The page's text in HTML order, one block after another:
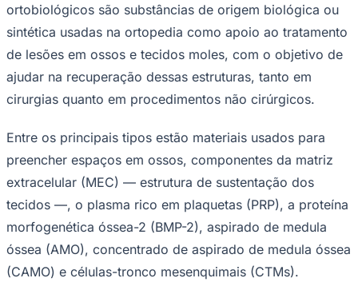
São Paulo
ortobiológicos são substâncias de origem biológica ou
sintética usadas na ortopedia como apoio ao tratamento
de lesões em ossos e tecidos moles, com o objetivo de
ajudar na recuperação dessas estruturas, tanto em
cirurgias quanto em procedimentos não cirúrgicos.
Entre os principais tipos estão materiais usados para
preencher espaços em ossos, componentes da matriz
extracelular (MEC) — estrutura de sustentação dos
tecidos —, o plasma rico em plaquetas (PRP), a proteína
morfogenética óssea-2 (BMP-2), aspirado de medula
óssea (AMO), concentrado de aspirado de medula óssea
(CAMO) e células-tronco mesenquimais (CTMs).